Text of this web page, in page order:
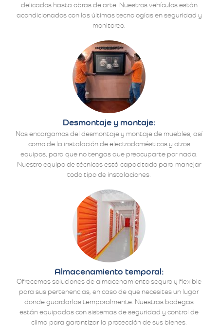
delicados hasta obras de arte. Nuestros vehículos están
acondicionados con las últimas tecnologías en seguridad y
monitoreo.
Desmontaje y montaje:
Nos encargamos del desmontaje y montaje de muebles, así
como de la instalación de electrodomésticos y otros
equipos, para que no tengas que preocuparte por nada.
Nuestro equipo de técnicos está capacitado para manejar
todo tipo de instalaciones.
Almacenamiento temporal:
Ofrecemos soluciones de almacenamiento seguro y flexible
para sus pertenencias, en caso de que necesites un lugar
donde guardarlas temporalmente. Nuestras bodegas
están equipadas con sistemas de seguridad y control de
clima para garantizar la protección de sus bienes.